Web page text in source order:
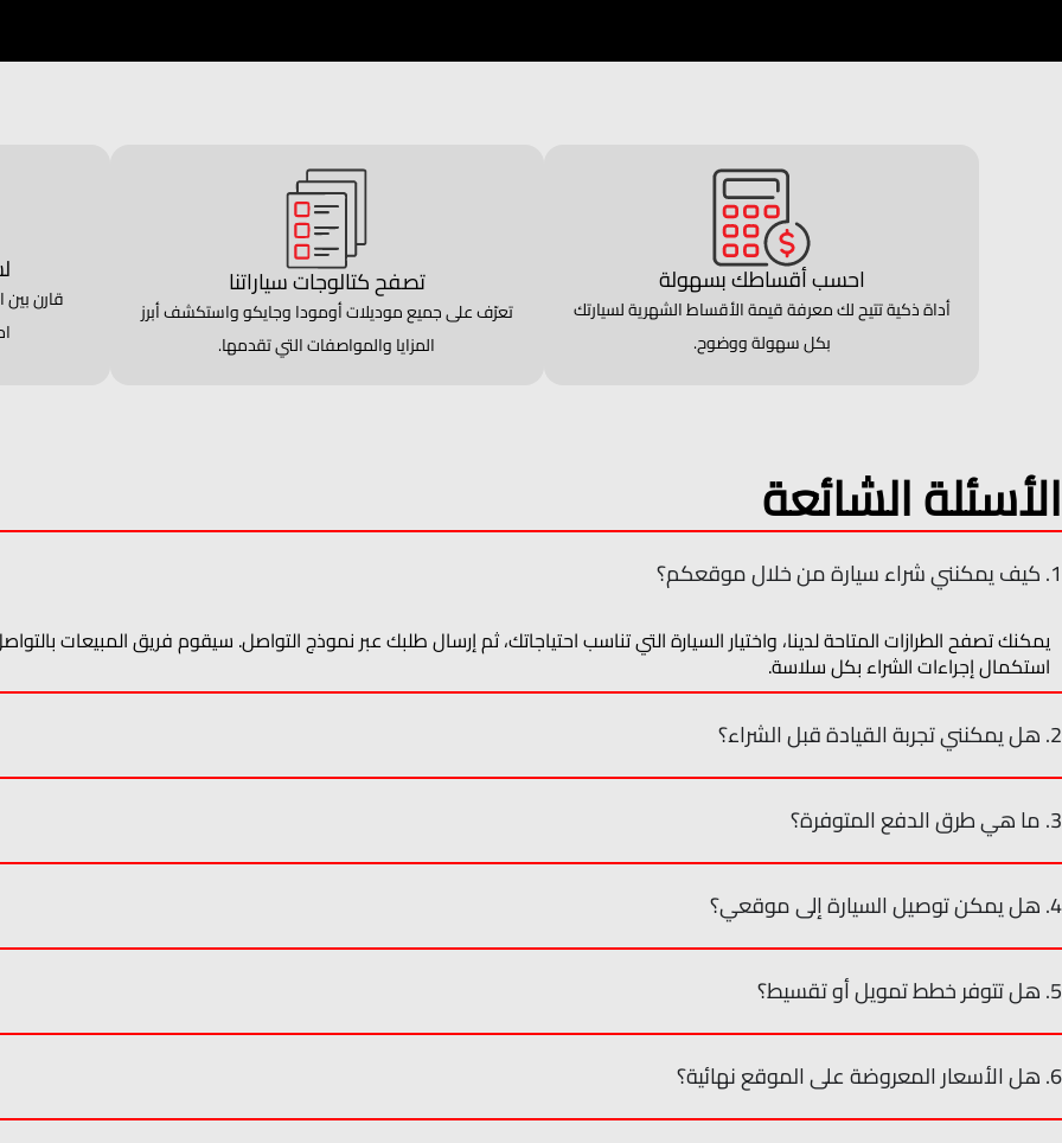
احسب أقساطك بسهولة
أداة ذكية تتيح لك معرفة قيمة الأقساط الشهرية لسيارتك
بكل سهولة ووضوح.
تصفح كتالوجات سياراتنا
تعرّف على جميع موديلات أومودا وجايكو واستكشف أبرز
المزايا والمواصفات التي تقدمها.
قارن بين
الأسئلة الشائعة
1. كيف يمكنني شراء سيارة من خلال موقعكم؟
يمكنك تصفح الطرازات المتاحة لدينا، واختيار السيارة التي تناسب احتياجاتك، ثم إرسال طلبك عبر نموذج التواصل. سيقوم فريق المبيعات
استكمال إجراءات الشراء بكل سلاسة.
2. هل يمكنني تجربة القيادة قبل الشراء؟
3. ما هي طرق الدفع المتوفرة؟
4. هل يمكن توصيل السيارة إلى موقعي؟
5. هل تتوفر خطط تمويل أو تقسيط؟
6. هل الأسعار المعروضة على الموقع نهائية؟